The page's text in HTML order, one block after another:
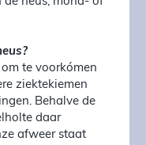
te voorkómen
ziektekiemen
Behalve de
daar
afweer staat